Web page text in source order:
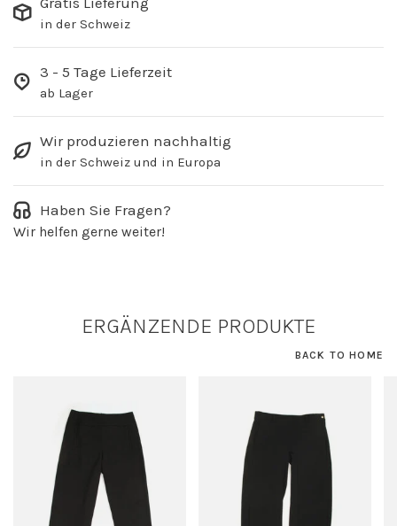
in der Schweiz
3 - 5 Tage Lieferzeit
ab Lager
Wir produzieren nachhaltig
in der Schweiz und in Europa
Haben Sie Fragen?
Wir helfen gerne weiter!
ERGÄNZENDE PRODUKTE
BACK TO HOME